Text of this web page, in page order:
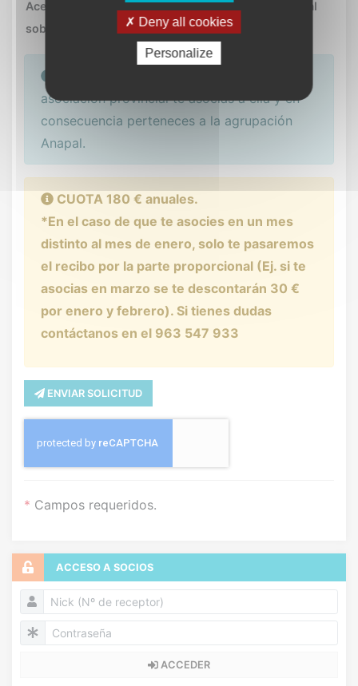
supresión, portabilidad, limitación y oposición
dirigiéndose a los datos del responsable. En
caso de divergencias, puede presentar una
reclamación ante la Agencia de Protección de
Datos (www.aepd.es).
Acepto recibir novedades vía e-mail y correo postal
sobre ANAPAL.
asociación provincial te asocias a ella y en
consecuencia perteneces a la agrupación
Anapal.
CUOTA 180 € anuales.
*En el caso de que te asocies en un mes
distinto al mes de enero, solo te pasaremos
el recibo por la parte proporcional (Ej. si te
asocias en marzo se te descontarán 30 €
por enero y febrero). Si tienes dudas
contáctanos en el 963 547 933
ENVIAR SOLICITUD
* Campos requeridos.
ACCESO A SOCIOS
ACCEDER
Deny all cookies
Personalize